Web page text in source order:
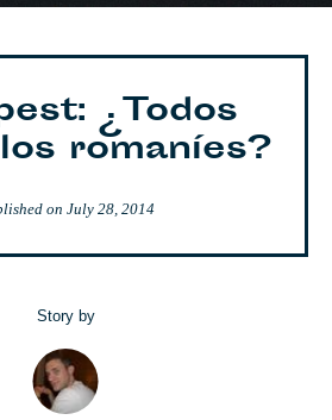
¿Todos
romaníes?
on July 28, 2014
Story by